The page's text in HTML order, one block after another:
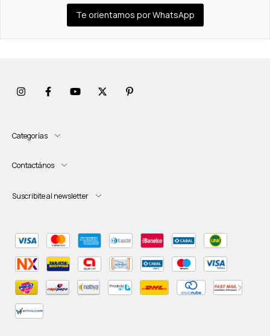
Te orientamos por WhatsApp
Categorías
Contactános
Suscribite al newsletter